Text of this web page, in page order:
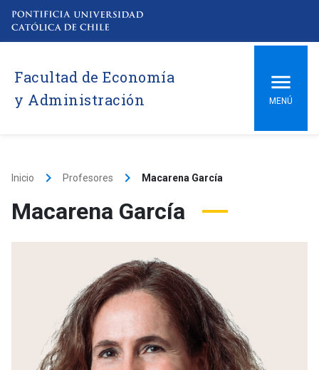
Facultad de Economía
y Administración
MENÚ
Inicio keyboard_arrow_right Profesores keyboard_arrow_right Macarena García
Macarena García